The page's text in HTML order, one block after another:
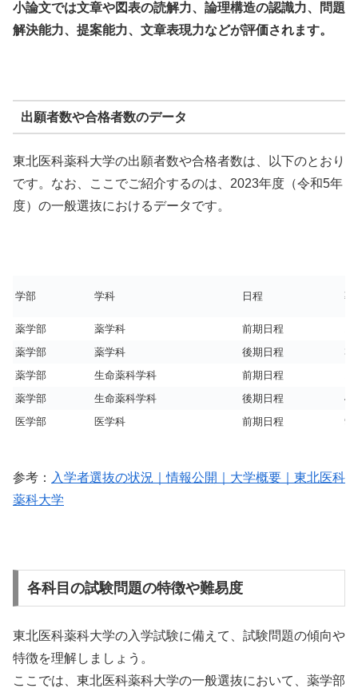
小論文では文章や図表の読解力、論理構造の認識力、問題
解決能力、提案能力、文章表現力などが評価されます。
出願者数や合格者数のデータ
東北医科薬科大学の出願者数や合格者数は、以下のとおり
です。なお、ここでご紹介するのは、2023年度（令和5年
度）の一般選抜におけるデータです。
学部 学科 日程 募
薬学部 薬学科 前期日程
薬学部
薬学科 後期日程
32
薬学部
生命薬科学科 前期日程
薬学部
生命薬科学科 後期日程
4
医学部
医学科 前期日程 95
参考： 入学者選抜の状況｜情報公開｜大学概要｜東北医科
薬科大学
各科目の試験問題の特徴や難易度
東北医科薬科大学の入学試験に備えて、試験問題の傾向や
特徴を理解しましょう。
ここでは、東北医科薬科大学の一般選抜において、薬学部